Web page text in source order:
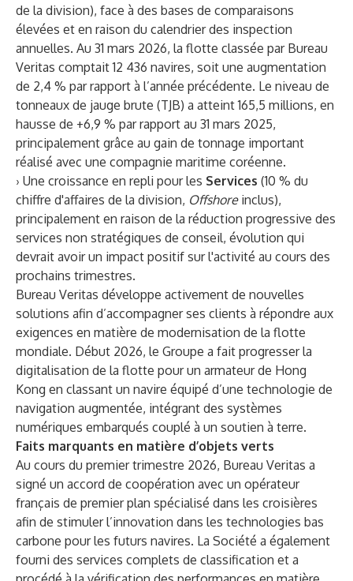
de la division), face à des bases de comparaisons
élevées et en raison du calendrier des inspection
annuelles. Au 31 mars 2026, la flotte classée par Bureau
Veritas comptait 12 436 navires, soit une augmentation
de 2,4 % par rapport à l’année précédente. Le niveau de
tonneaux de jauge brute (TJB) a atteint 165,5 millions, en
hausse de +6,9 % par rapport au 31 mars 2025,
principalement grâce au gain de tonnage important
réalisé avec une compagnie maritime coréenne.
› Une croissance en repli pour les Services (10 % du
chiffre d'affaires de la division, Offshoreinclus),
principalement en raison de la réduction progressive des
services non stratégiques de conseil, évolution qui
devrait avoir un impact positif sur l'activité au cours des
prochains trimestres.
Bureau Veritas développe activement de nouvelles
solutions afin d’accompagner ses clients à répondre aux
exigences en matière de modernisation de la flotte
mondiale. Début 2026, le Groupe a fait progresser la
digitalisation de la flotte pour un armateur de Hong
Kong en classant un navire équipé d’une technologie de
navigation augmentée, intégrant des systèmes
numériques embarqués couplé à un soutien à terre.
Faits marquants en matière d’objets verts
Au cours du premier trimestre 2026, Bureau Veritas a
signé un accord de coopération avec un opérateur
français de premier plan spécialisé dans les croisières
afin de stimuler l’innovation dans les technologies bas
carbone pour les futurs navires. La Société a également
fourni des services complets de classification et a